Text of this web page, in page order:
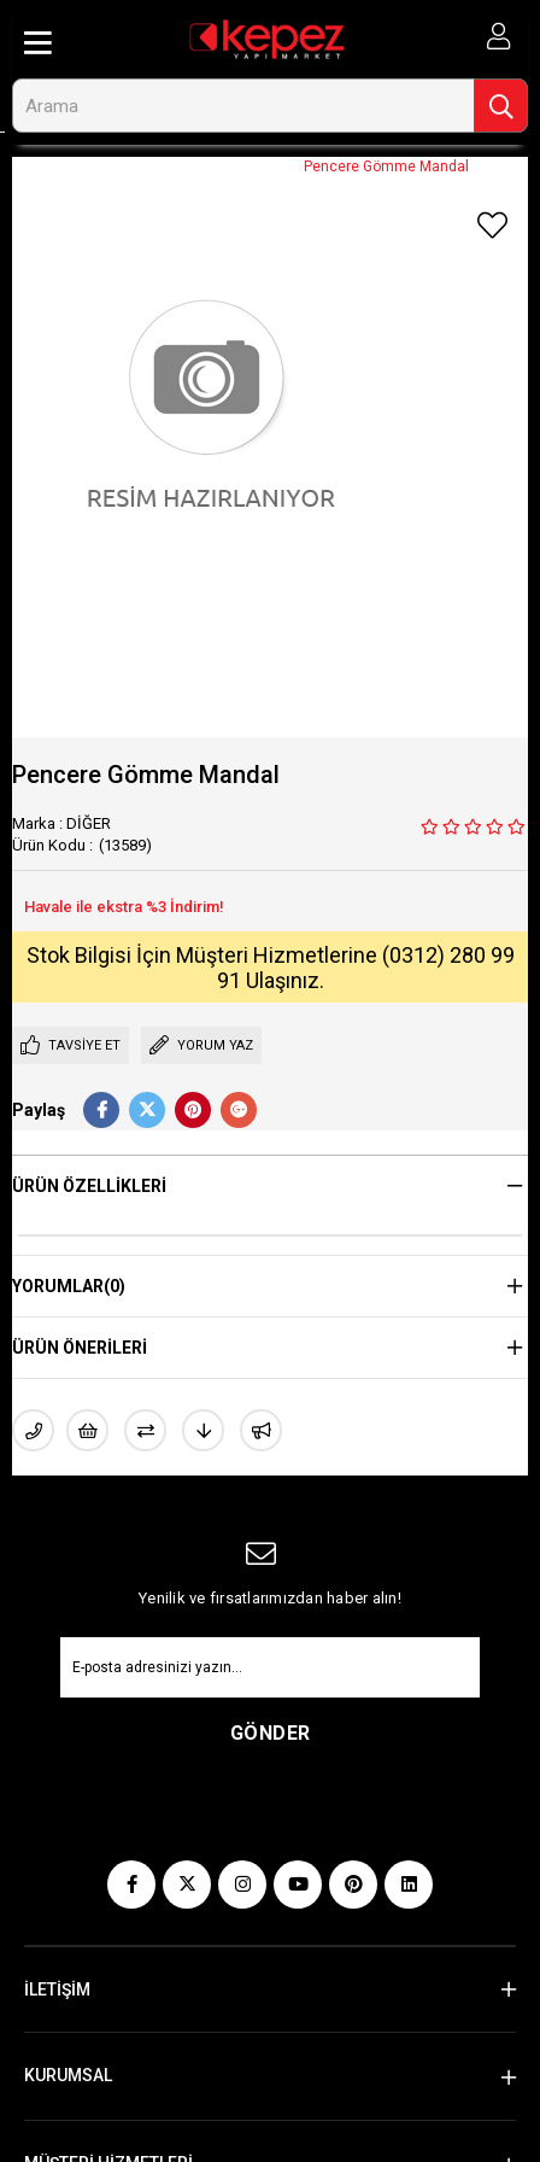
Pencere Gömme Mandal
Pencere Gömme Mandal
Marka : DİĞER
(13589)
Stok Bilgisi İçin Müşteri Hizmetlerine (0312) 280 99
91 Ulaşınız.
TAVSIYE ET YORUM YAZ
Paylaş
ÜRÜN ÖZELLIKLERI
YORUMLAR(0)
ÜRÜN ÖNERILERI
Yenilik ve fırsatlarımızdan haber alın!
GÖNDER
İLETİŞİM
KURUMSAL